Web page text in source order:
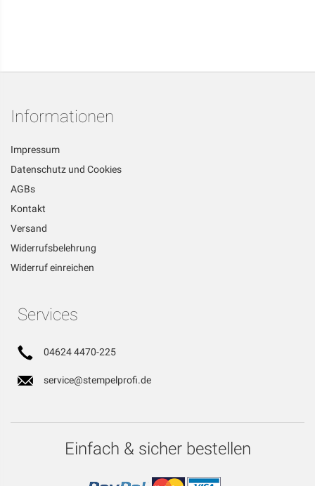
Informationen
Impressum
Datenschutz und Cookies
AGBs
Kontakt
Versand
Widerrufsbelehrung
Widerruf einreichen
Services
04624 4470-225
service@stempelprofi.de
Einfach & sicher bestellen